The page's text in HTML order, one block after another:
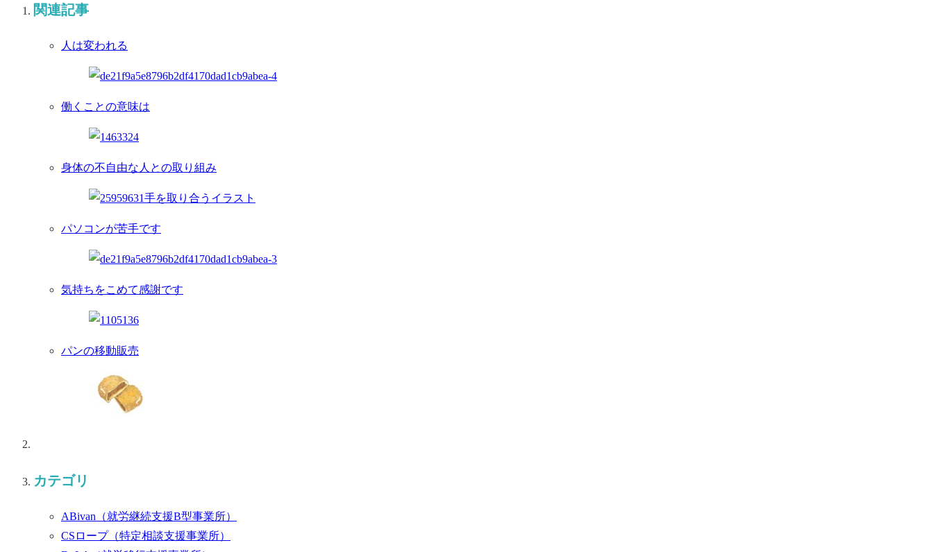
関連記事
人は変われる
働くことの意味は
身体の不自由な人との取り組み
パソコンが苦手です
気持ちをこめて感謝です
パンの移動販売
カテゴリ
ABivan （就労継続支援B型事業所）
CSロープ （特定相談支援事業所）